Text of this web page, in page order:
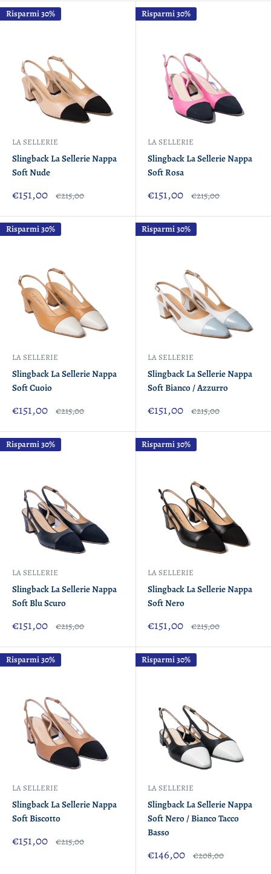
Risparmi 30%
LA SELLERIE
Slingback La Sellerie Nappa
Soft Nude
Prezzo
scontato
€151,00 Prezzo
€215,00
Risparmi 30%
LA SELLERIE
Slingback La Sellerie Nappa
Soft Rosa
Prezzo
scontato
€151,00 Prezzo
€215,00
Risparmi 30%
LA SELLERIE
Slingback La Sellerie Nappa
Soft Cuoio
Prezzo
scontato
€151,00 Prezzo
€215,00
Risparmi 30%
LA SELLERIE
Slingback La Sellerie Nappa
Soft Bianco / Azzurro
Prezzo
scontato
€151,00 Prezzo
€215,00
Risparmi 30%
LA SELLERIE
Slingback La Sellerie Nappa
Soft Blu Scuro
Prezzo
scontato
€151,00 Prezzo
€215,00
Risparmi 30%
LA SELLERIE
Slingback La Sellerie Nappa
Soft Nero
Prezzo
scontato
€151,00 Prezzo
€215,00
Risparmi 30%
LA SELLERIE
Slingback La Sellerie Nappa
Soft Biscotto
Prezzo
scontato
€151,00 Prezzo
€215,00
Risparmi 30%
LA SELLERIE
Slingback La Sellerie Nappa
Soft Nero / Bianco Tacco
Basso
Prezzo
scontato
€146,00 Prezzo
€208,00